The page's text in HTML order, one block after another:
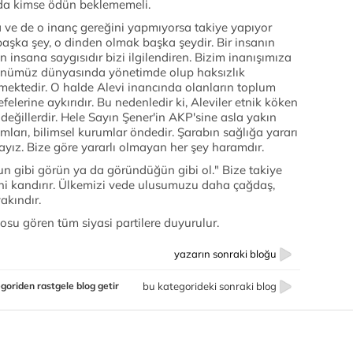
kimse ödün beklememeli.
de o inanç gereğini yapmıyorsa takiye yapıyor
şey, o dinden olmak başka şeydir. Bir insanın
saygısıdır bizi ilgilendiren. Bizim inanışımıza
dünyasında yönetimde olup haksızlık
O halde Alevi inancında olanların toplum
aykırıdır. Bu nedenledir ki, Aleviler etnik köken
Hele Sayın Şener'in AKP'sine asla yakın
bilimsel kurumlar öndedir. Şarabın sağlığa yararı
Bize göre yararlı olmayan her şey haramdır.
gibi görün ya da göründüğün gibi ol." Bize takiye
kandırır. Ülkemizi vede ulusumuzu daha çağdaş,
gören tüm siyasi partilere duyurulur.
yazarın sonraki bloğu
bu kategorideki sonraki blog
rastgele blog getir